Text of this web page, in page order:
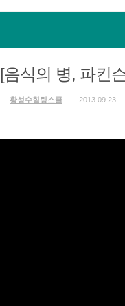
[음식의 병, 파킨
황성수힐링스쿨 2013.09.23